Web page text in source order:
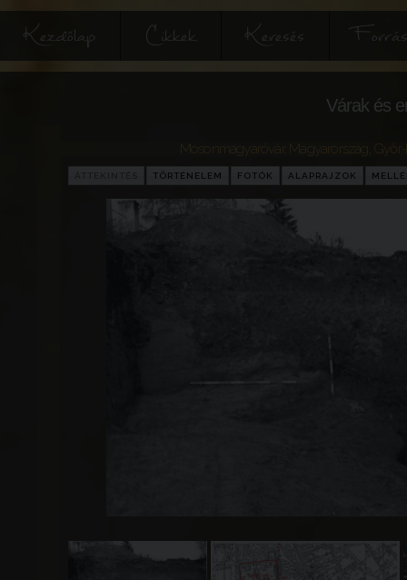
Kezdőlap Cikkek Keresés
Várak és
Mosonmagyaróvár Magyarország
TÖRTÉNELEM FOTÓK ALAPRAJZOK